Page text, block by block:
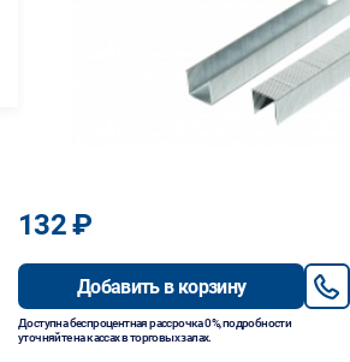
132 ₽
Добавить в корзину
Доступна беспроцентная рассрочка 0%, подробности
уточняйте на кассах в торговых залах.